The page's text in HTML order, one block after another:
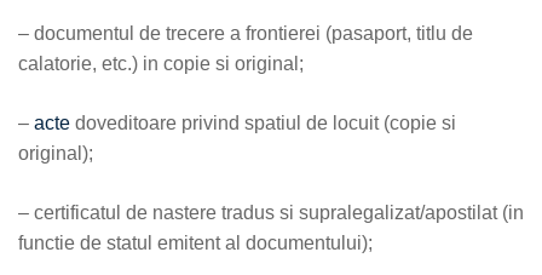
– documentul de trecere a frontierei (pasaport, titlu de
calatorie, etc.) in copie si original;
– acte doveditoare privind spatiul de locuit (copie si
original);
– certificatul de nastere tradus si supralegalizat/apostilat (in
functie de statul emitent al documentului);